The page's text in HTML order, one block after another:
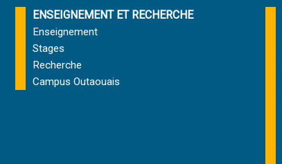
ENSEIGNEMENT ET RECHERCHE
Enseignement
Stages
Recherche
Campus Outaouais